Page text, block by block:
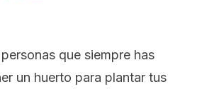
que siempre has
un huerto para plantar tus